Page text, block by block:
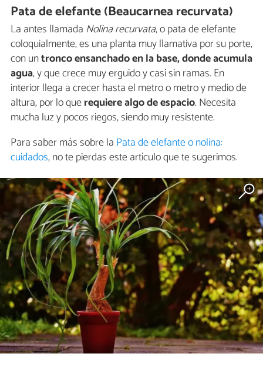
Pata de elefante (Beaucarnea recurvata)
La antes llamada Nolina recurvata, o pata de elefante
coloquialmente, es una planta muy llamativa por su porte,
con untronco ensanchado en la base, donde acumula
agua, y que crece muy erguido y casi sin ramas. En
interior llega a crecer hasta el metro o metro y medio de
altura, por lo querequiere algo de espacio. Necesita
mucha luz y pocos riegos, siendo muy resistente.
Para saber más sobre la Pata de elefante o nolina:
cuidados, no te pierdas este artículo que te sugerimos.